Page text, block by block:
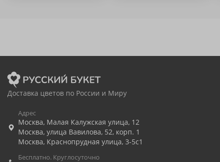
Доставка цветов по России и Миру
Адрес
Москва, Малая Калужская улица, 12
Москва, улица Вавилова, 52, корп. 1
Москва, Краснопрудная улица, 3-5с1
Бесплатно. Круглосуточно